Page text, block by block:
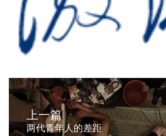
上一篇
两代青年人的差距